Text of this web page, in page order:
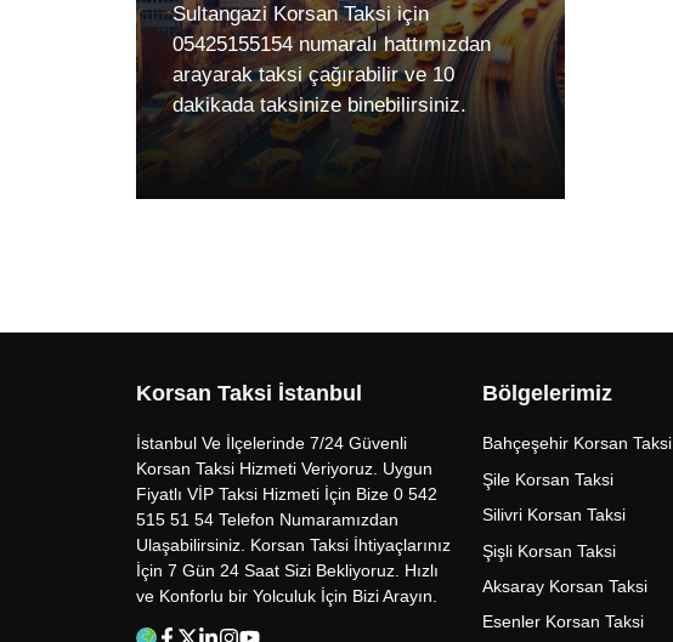
Sultangazi Korsan Taksi için
05425155154 numaralı hattımızdan
arayarak taksi çağırabilir ve 10
dakikada taksinize binebilirsiniz.
Korsan Taksi İstanbul
İstanbul Ve İlçelerinde 7/24 Güvenli
Korsan Taksi Hizmeti Veriyoruz. Uygun
Fiyatlı VİP Taksi Hizmeti İçin Bize 0 542
515 51 54 Telefon Numaramızdan
Ulaşabilirsiniz. Korsan Taksi İhtiyaçlarınız
İçin 7 Gün 24 Saat Sizi Bekliyoruz. Hızlı
ve Konforlu bir Yolculuk İçin Bizi Arayın.
Bölgelerimiz
Bahçeşehir Korsan Taksi
Şile Korsan Taksi
Silivri Korsan Taksi
Şişli Korsan Taksi
Aksaray Korsan Taksi
Esenler Korsan Taksi